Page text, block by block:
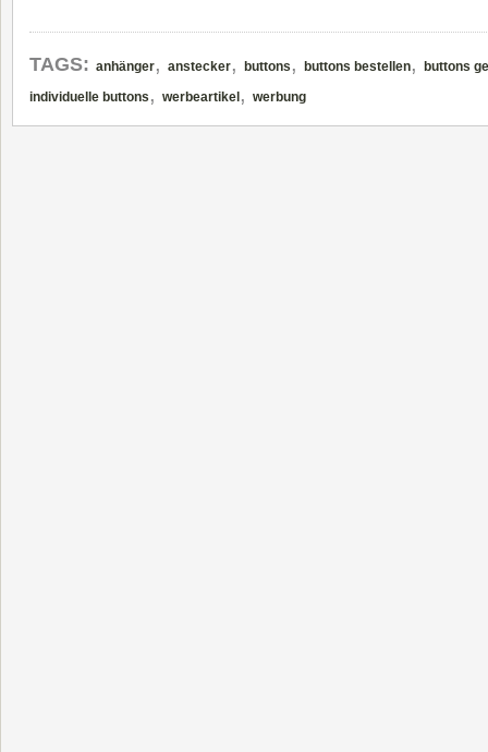
TAGS: anhänger, anstecker, buttons , buttons bestellen,
buttons
individuelle buttons , werbeartikel , werbung